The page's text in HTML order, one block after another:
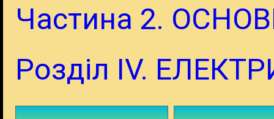
Частина 2.
Розділ ІV.